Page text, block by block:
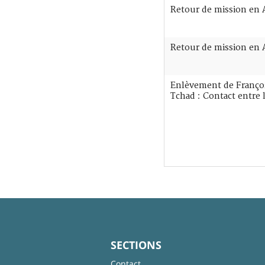
Retour de mission en
Retour de mission en
Enlèvement de
Tchad : Contact entre
SECTIONS